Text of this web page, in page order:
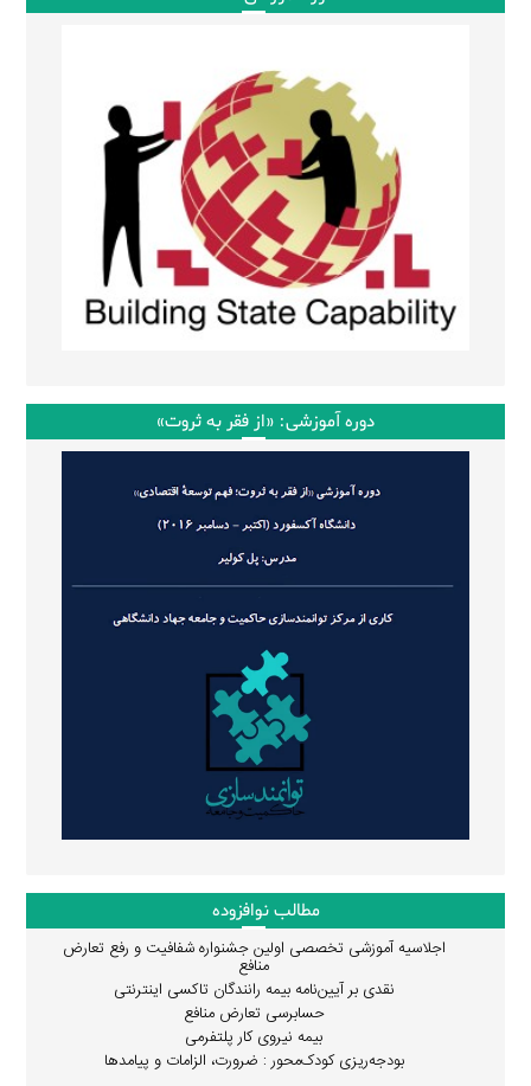
دوره آموزشی: «از فقر به ثروت»
مطالب نوافزوده
اجلاسیه آموزشی تخصصی اولین جشنواره شفافیت و رفع تعارض
منافع
نقدی بر آیین‌نامه بیمه رانندگان تاکسی اینترنتی
حسابرسی تعارض منافع
بیمه نیروی کار پلتفرمی
بودجه‌ریزی کودک‌محور : ضرورت، الزامات و پیامدها